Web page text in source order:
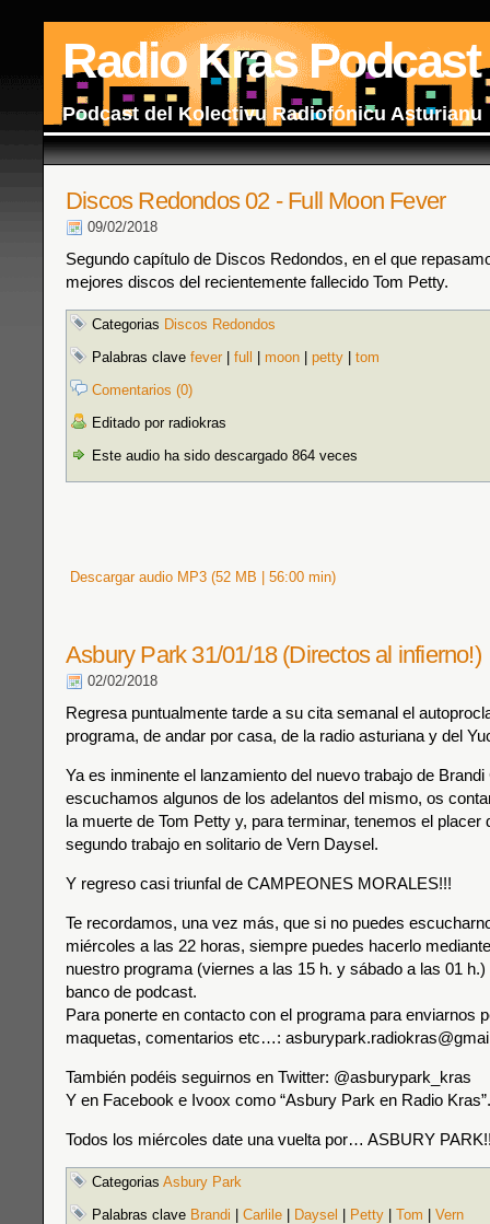
Radio Kras Podcast
Podcast del Kolectivu Radiofónicu Asturianu
Discos Redondos 02 - Full Moon Fever
09/02/2018
Segundo capítulo de Discos Redondos, en el que
mejores discos del recientemente fallecido Tom Petty.
Categorias Discos Redondos
Palabras clave fever full moon petty
tom
Comentarios (0)
Editado por radiokras
Este audio ha sido descargado 864 veces
Descargar audio MP3 (52 MB | 56:00 min)
Asbury Park 31/01/18 (Directos al infierno!)
02/02/2018
Regresa puntualmente tarde a su cita semanal el
programa, de andar por casa, de la radio asturiana y del
Ya es inminente el lanzamiento del nuevo trabajo de Brandi
escuchamos algunos de los adelantos del mismo, os
la muerte de Tom Petty y, para terminar, tenemos el placer
segundo trabajo en solitario de Vern Daysel.
Y regreso casi triunfal de CAMPEONES MORALES!!!
Te recordamos, una vez más, que si no puedes
miércoles a las 22 horas, siempre puedes hacerlo
nuestro programa (viernes a las 15 h. y sábado a las 01
banco de podcast.
Para ponerte en contacto con el programa para enviarnos
maquetas, comentarios etc…:
También podéis seguirnos en Twitter: @asburypark_kras
Y en Facebook e Ivoox como “Asbury Park en Radio Kras”.
Todos los miércoles date una vuelta por… ASBURY
Categorias Asbury Park
Palabras clave Brandi Carlile Daysel Petty Tom
Vern